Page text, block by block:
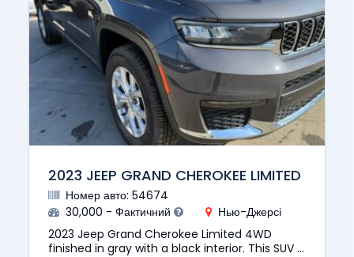
2023 JEEP GRAND CHEROKEE LIMITED
Номер авто: 54674
30,000 - Фактичний
Нью-Джерсі
2023 Jeep Grand Cherokee Limited 4WD
finished in gray with a black interior. This SUV is